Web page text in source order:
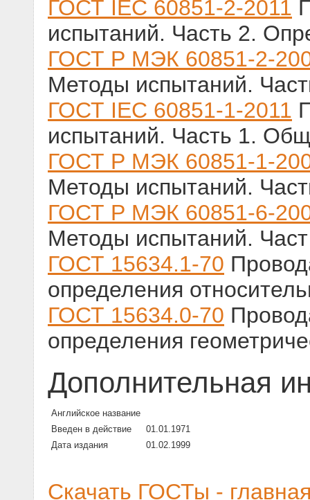
ГОСТ IEC 60851-2-2011
испытаний. Часть 2.
ГОСТ Р МЭК 60851-2-
Методы испытаний.
ГОСТ IEC 60851-1-2011
испытаний. Часть 1.
ГОСТ Р МЭК 60851-1-
Методы испытаний.
ГОСТ Р МЭК 60851-6-
Методы испытаний.
ГОСТ 15634.1-70
определения
ГОСТ 15634.0-70
определения
Дополнительная
Английское название
Введен в действие
01.01.1971
Дата издания
01.02.1999
Скачать ГОСТы -